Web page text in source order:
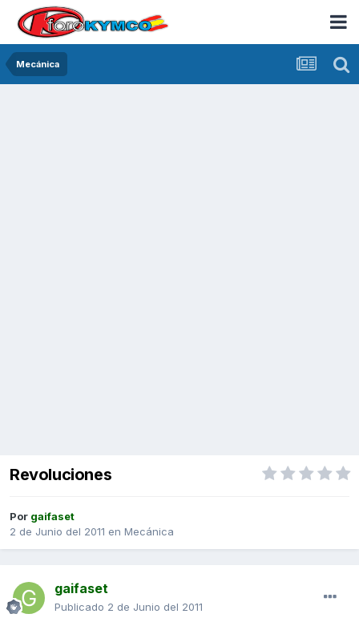
Mecánica
Revoluciones
Por gaifaset
2 de Junio del 2011 en Mecánica
gaifaset
Publicado 2 de Junio del 2011